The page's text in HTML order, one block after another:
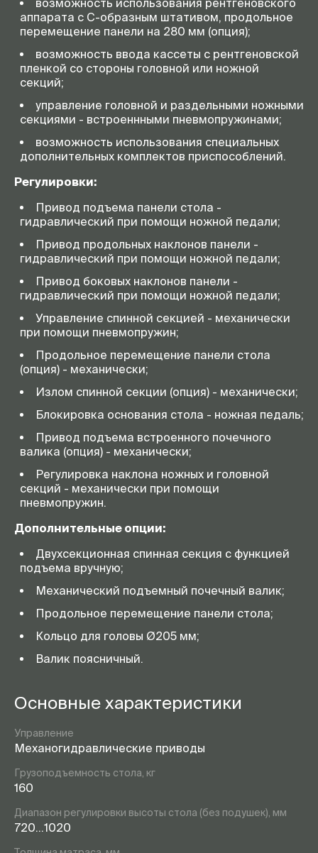
возможность использования рентгеновского
аппарата с С-образным штативом, продольное
перемещение панели на 280 мм (опция);
возможность ввода кассеты с рентгеновской
пленкой со стороны головной или ножной
секций;
управление головной и раздельными ножными
секциями - встроеннными пневмопружинами;
возможность использования специальных
дополнительных комплектов приспособлений.
Регулировки:
Привод подъема панели стола -
гидравлический при помощи ножной педали;
Привод продольных наклонов панели -
гидравлический при помощи ножной педали;
Привод боковых наклонов панели -
гидравлический при помощи ножной педали;
Управление спинной секцией - механически
при помощи пневмопружин;
Продольное перемещение панели стола
(опция) - механически;
Излом спинной секции (опция) - механически;
Блокировка основания стола - ножная педаль;
Привод подъема встроенного почечного
валика (опция) - механически;
Регулировка наклона ножных и головной
секций - механически при помощи
пневмопружин.
Дополнительные опции:
Двухсекционная спинная секция с функцией
подъема вручную;
Механический подъемный почечный валик;
Продольное перемещение панели стола;
Кольцо для головы Ø205 мм;
Валик поясничный.
Основные характеристики
Управление
Механогидравлические приводы
Грузоподъемность стола, кг
160
Диапазон регулировки высоты стола (без подушек), мм
720…1020